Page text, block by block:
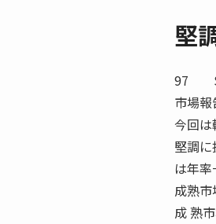
堅
97
市場報
今回は
堅調
は年率
成熟市
成 熟